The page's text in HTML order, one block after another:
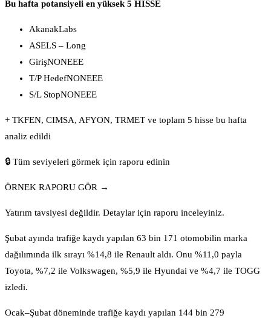
Bu hafta potansiyeli en yüksek 5 HİSSE
AkanakLabs
ASELS – Long
GirişNONEEE
T/P HedefNONEEE
S/L StopNONEEE
+ TKFEN, CIMSA, AFYON, TRMET ve toplam 5 hisse bu hafta
analiz edildi
🔒 Tüm seviyeleri görmek için raporu edinin
ÖRNEK RAPORU GÖR →
Yatırım tavsiyesi değildir. Detaylar için raporu inceleyiniz.
Şubat ayında trafiğe kaydı yapılan 63 bin 171 otomobilin marka
dağılımında ilk sırayı %14,8 ile Renault aldı. Onu %11,0 payla
Toyota, %7,2 ile Volkswagen, %5,9 ile Hyundai ve %4,7 ile TOGG
izledi.
Ocak–Şubat döneminde trafiğe kaydı yapılan 144 bin 279